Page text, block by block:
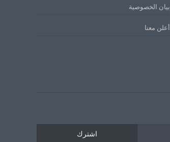
بيان الخصوصية
أعلن معنا
اشترك